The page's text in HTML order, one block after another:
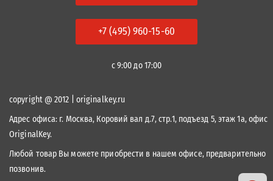
+7 (495) 960-15-60
с 9:00 до 17:00
copyright @ 2012 | originalkey.ru
Адрес офиса: г. Москва, Коровий вал д.7, стр.1, подъезд 5, этаж 1а, офис
OriginalKey.
Любой товар Вы можете приобрести в нашем офисе, предварительно
позвонив.